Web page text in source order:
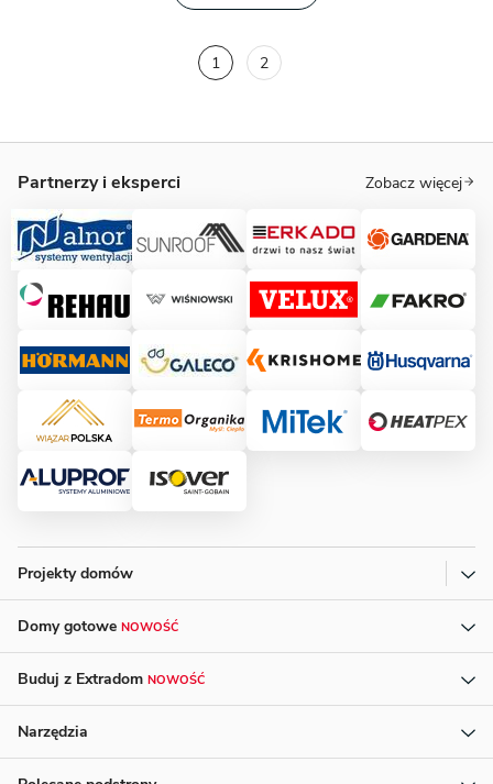
1 2
Partnerzy i eksperci Zobacz więcej
Projekty domów
Domy gotowe NOWOŚĆ
Buduj z Extradom NOWOŚĆ
Narzędzia